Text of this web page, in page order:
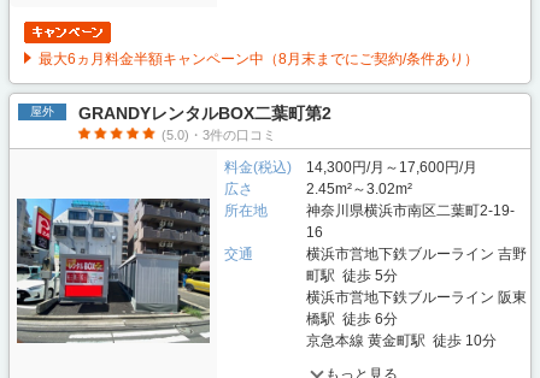
最大6ヵ月料金半額キャンペーン中（8月末までにご契約/条件あり）
屋外 GRANDYレンタルBOX二葉町第2
(5.0)・3件の口コミ
料金(税込)
14,300円/月～17,600円/月
広さ
2.45m²～3.02m²
所在地
神奈川県横浜市南区二葉町2-19-
16
交通
横浜市営地下鉄ブルーライン 吉野
町駅 徒歩 5分
横浜市営地下鉄ブルーライン 阪東
橋駅 徒歩 6分
京急本線 黄金町駅 徒歩 10分
もっと見る